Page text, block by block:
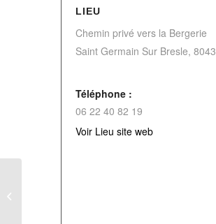
LIEU
Chemin privé vers la Bergerie
Saint Germain Sur Bresle,
Téléphone :
06 22 40 82 19
Voir Lieu site web